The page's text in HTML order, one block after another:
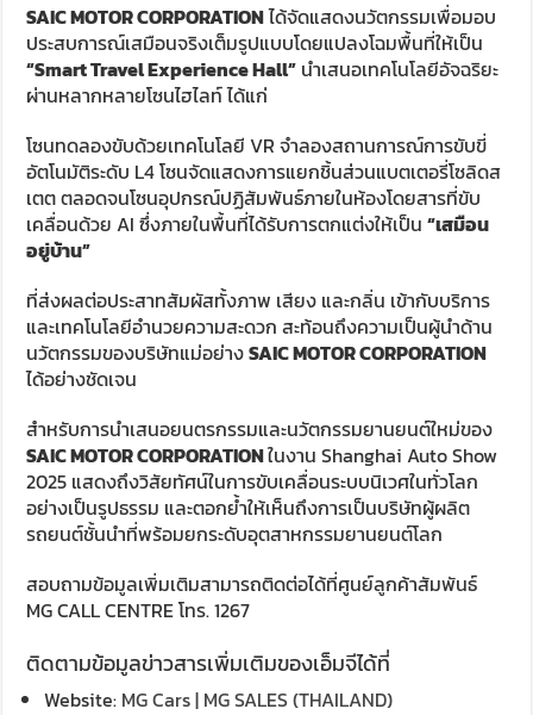
SAIC MOTOR CORPORATIONได้จัดแสดงนวัตกรรมเพื่อมอบ
ประสบการณ์เสมือนจริงเต็มรูปแบบโดยแปลงโฉมพื้นที่ให้เป็น
“Smart Travel Experience Hall” นำเสนอเทคโนโลยีอัจฉริยะ
ผ่านหลากหลายโซนไฮไลท์ ได้แก่
โซนทดลองขับด้วยเทคโนโลยี VR จำลองสถานการณ์การขับขี่
อัตโนมัติระดับ L4 โซนจัดแสดงการแยกชิ้นส่วนแบตเตอรี่โซลิดส
เตต ตลอดจนโซนอุปกรณ์ปฏิสัมพันธ์ภายในห้องโดยสารที่ขับ
เคลื่อนด้วย AI ซึ่งภายในพื้นที่ได้รับการตกแต่งให้เป็น“เสมือน
อยู่บ้าน”
ที่ส่งผลต่อประสาทสัมผัสทั้งภาพ เสียง และกลิ่น เข้ากับบริการ
และเทคโนโลยีอำนวยความสะดวก สะท้อนถึงความเป็นผู้นำด้าน
นวัตกรรมของบริษัทแม่อย่างSAIC MOTOR CORPORATION
ได้อย่างชัดเจน
สำหรับการนำเสนอยนตรกรรมและนวัตกรรมยานยนต์ใหม่ของ
SAIC MOTOR CORPORATIONในงาน Shanghai Auto Show
2025 แสดงถึงวิสัยทัศน์ในการขับเคลื่อนระบบนิเวศในทั่วโลก
อย่างเป็นรูปธรรม และตอกย้ำให้เห็นถึงการเป็นบริษัทผู้ผลิต
รถยนต์ชั้นนำที่พร้อมยกระดับอุตสาหกรรมยานยนต์โลก
สอบถามข้อมูลเพิ่มเติมสามารถติดต่อได้ที่ศูนย์ลูกค้าสัมพันธ์
MG CALL CENTRE โทร. 1267
ติดตามข้อมูลข่าวสารเพิ่มเติมของเอ็มจีได้ที่
Website: MG Cars | MG SALES (THAILAND)